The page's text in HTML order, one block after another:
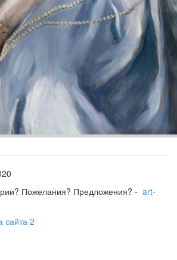
Пожелания? Предложения? - art-
сайта 2